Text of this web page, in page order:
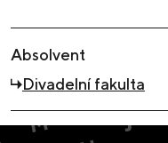
Absolvent
Divadelní fakulta